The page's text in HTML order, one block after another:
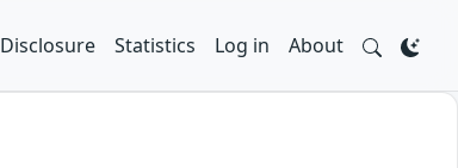
Disclosure Statistics Log in About